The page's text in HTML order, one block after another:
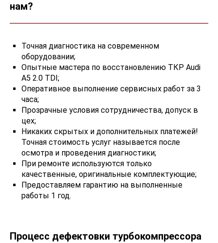
нам?
Точная диагностика на современном
оборудовании;
Опытные мастера по восстановлению ТКР Audi
A5 2.0 TDI;
Оперативное выполнение сервисных работ за 3
часа;
Прозрачные условия сотрудничества, допуск в
цех;
Никаких скрытых и дополнительных платежей!
Точная стоимость услуг называется после
осмотра и проведения диагностики;
При ремонте используются только
качественные, оригинальные комплектующие;
Предоставляем гарантию на выполненные
работы 1 год.
Процесс дефектовки турбокомпрессора